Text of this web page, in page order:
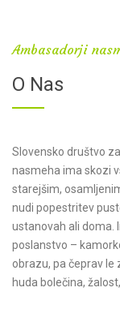
Ambasadorji
O Nas
Slovensko društvo
nasmeha ima skozi
starejšim,
nudi popestritev
ustanovah ali doma.
poslanstvo –
obrazu, pa čeprav le
huda bolečina,